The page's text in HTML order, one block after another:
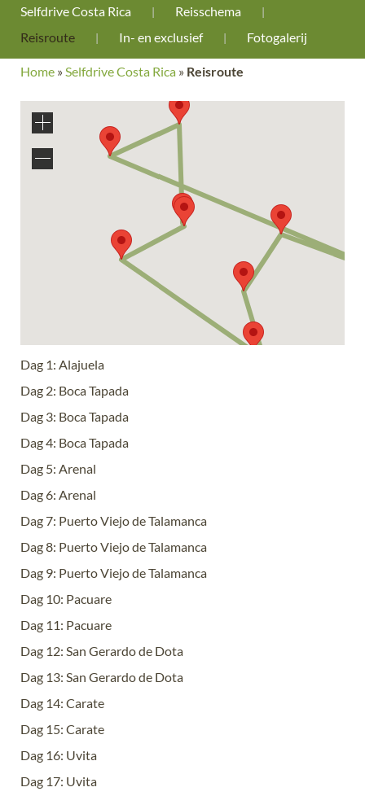
Selfdrive Costa Rica
Reisschema
Reisroute
In- en exclusief Fotogalerij
Home »Selfdrive Costa Rica » Reisroute
Dag 1: Alajuela
Dag 2: Boca Tapada
Dag 3: Boca Tapada
Dag 4: Boca Tapada
Dag 5: Arenal
Dag 6: Arenal
Dag 7: Puerto Viejo de Talamanca
Dag 8: Puerto Viejo de Talamanca
Dag 9: Puerto Viejo de Talamanca
Dag 10: Pacuare
Dag 11: Pacuare
Dag 12: San Gerardo de Dota
Dag 13: San Gerardo de Dota
Dag 14: Carate
Dag 15: Carate
Dag 16: Uvita
Dag 17: Uvita